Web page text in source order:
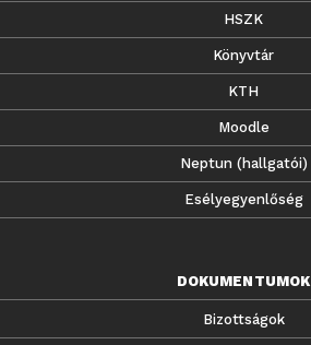
HSZK
Könyvtár
KTH
Moodle
Neptun (hallgatói)
Esélyegyenlőség
DOKUMENTUMOK
Bizottságok